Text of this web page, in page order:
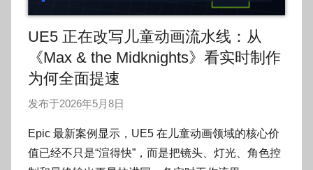
UE5 正在改写儿童动画流水线：从
《Max & the Midknights》看实时制作
为何全面提速
发布于2026年5月8日
:
O
Epic 最新案例显示，UE5 在儿童动画领域的核心价
值已经不只是“渲得快”，而是把镜头、灯光、角色控